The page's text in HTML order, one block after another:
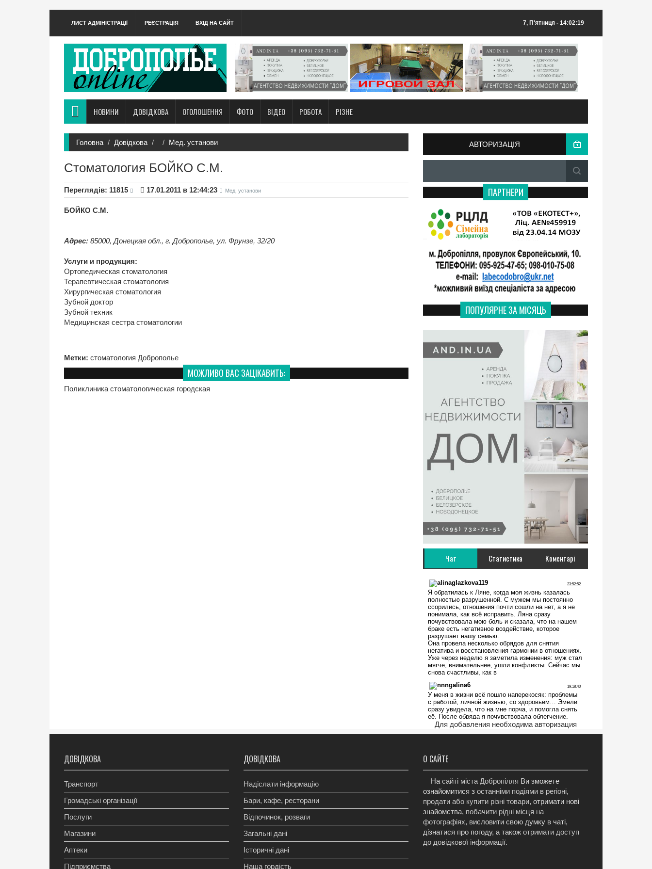
ЛИСТ АДМІНІСТРАЦІЇ РЕЄСТРАЦІЯ ВХІД НА САЙТ 7, П'ятниця - 14:02:19
НОВИНИ ДОВІДКОВА ОГОЛОШЕННЯ ФОТО ВІДЕО РОБОТА РІЗНЕ
Головна Довідкова Мед. установи
Стоматология БОЙКО С.М.
Переглядiв: 11815 17.01.2011 в 12:44:23 Мед. установи
БОЙКО С.М.
Адрес: 85000, Донецкая обл., г. Доброполье, ул. Фрунзе, 32/20
Услуги и продукция:
Ортопедическая стоматология
Терапевтическая стоматология
Хирургическая стоматология
Зубной доктор
Зубной техник
Медицинская сестра стоматологии
Метки: стоматология Доброполье
МОЖЛИВО ВАС ЗАЦІКАВИТЬ:
Поликлиника стоматологическая городская
АВТОРИЗАЦІЯ
ПАРТНЕРИ
ПОПУЛЯРНЕ ЗА МІСЯЦЬ
Чат Статистика Коментарі
Для добавления необходима авторизация
ДОВІДКОВА
Транспорт
Громадські організації
Послуги
Магазини
Аптеки
Підприємства
ДОВІДКОВА
Надіслати інформацію
Бари, кафе, ресторани
Відпочинок, розваги
Загальні дані
Історичні дані
Наша гордість
О САЙТЕ
На сайті міста Добропілля Ви зможете
ознайомитися з останніми подіями в регіоні,
продати або купити різні товари, отримати нові
знайомства, побачити рідні місця на
фотографіях, висловити свою думку в чаті,
дізнатися про погоду, а також отримати доступ
до довідкової інформації.